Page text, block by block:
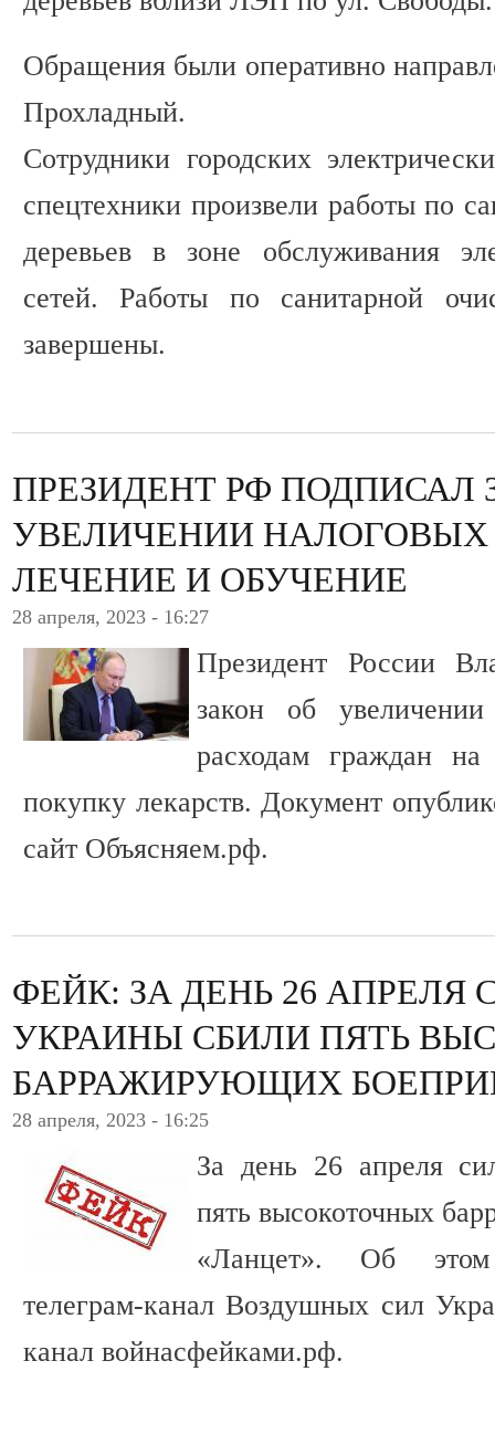
Обращения были оперативно
Прохладный.
Сотрудники городских
спецтехники произвели работы по
деревьев в зоне обслуживания
сетей. Работы по санитарной
завершены.
ПРЕЗИДЕНТ РФ ПОДПИСАЛ
УВЕЛИЧЕНИИ
ЛЕЧЕНИЕ И ОБУЧЕНИЕ
28 апреля, 2023 - 16:27
Президент России
закон об
расходам граждан на
покупку лекарств. Документ
сайт Объясняем.рф.
ФЕЙК: ЗА ДЕНЬ 26 АПРЕЛЯ
УКРАИНЫ СБИЛИ ПЯТЬ
БАРРАЖИРУЮЩИХ
28 апреля, 2023 - 16:25
За день 26 апреля
пять высокоточных
«Ланцет». Об
телеграм-канал Воздушных сил
канал войнасфейками.рф.